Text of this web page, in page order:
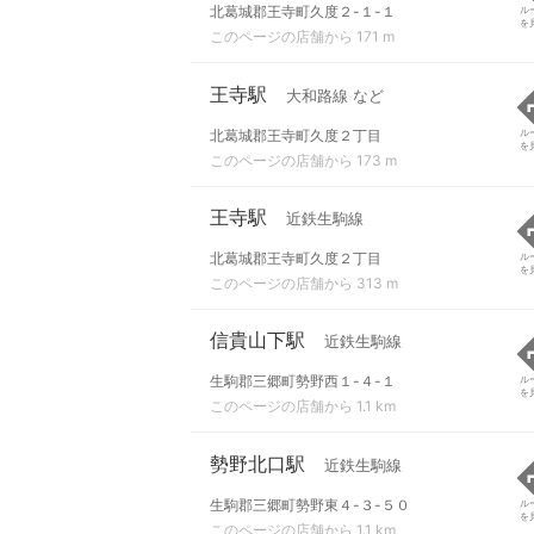
北葛城郡王寺町久度２-１-１
このページの店舗から 171 m
ル
を
王寺駅 大和路線 など
北葛城郡王寺町久度２丁目
このページの店舗から 173 m
ル
を
王寺駅 近鉄生駒線
北葛城郡王寺町久度２丁目
このページの店舗から 313 m
ル
を
信貴山下駅 近鉄生駒線
生駒郡三郷町勢野西１-４-１
このページの店舗から 1.1 km
ル
を
勢野北口駅 近鉄生駒線
生駒郡三郷町勢野東４-３-５０
このページの店舗から 1.1 km
ル
を